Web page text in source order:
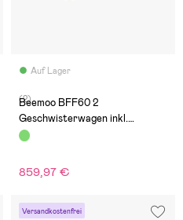
Auf Lager
(2)
Beemoo BFF60 2
Geschwisterwagen inkl.
Liegewannen, Dark Forest
859,97 €
Versandkostenfrei